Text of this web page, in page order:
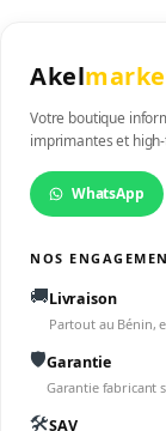
Akel
Votre boutique
imprimantes et
WhatsApp
NOS
🚚Livraison
Partout au Bénin,
🛡️Garantie
Garantie fabricant
🛠️SAV